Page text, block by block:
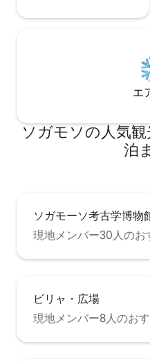
エ
ソガモソの人気
泊
ソガモーソ考古学博物
現地メンバー30人のお
ビリャ・広場
現地メンバー8人のお